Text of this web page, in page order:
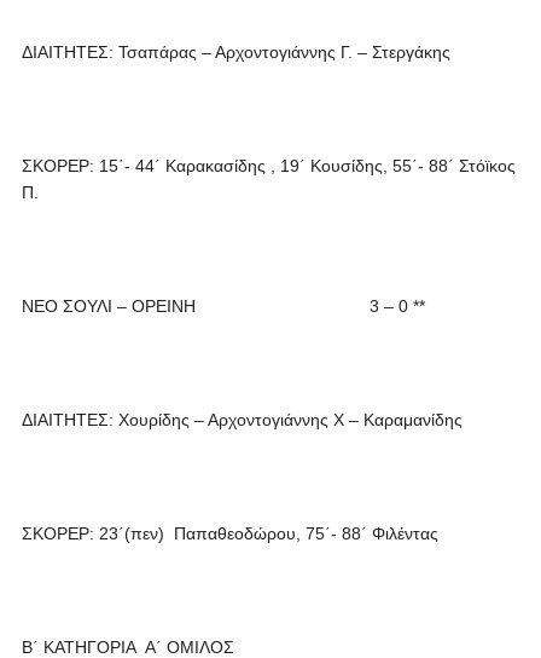
ΔΙΑΙΤΗΤΕΣ: Τσαπάρας – Αρχοντογιάννης Γ. – Στεργάκης
ΣΚΟΡΕΡ: 15΄- 44΄ Καρακασίδης , 19΄ Κουσίδης, 55΄- 88΄ Στόϊκος
Π.
ΝΕΟ ΣΟΥΛΙ – ΟΡΕΙΝΗ 3 – 0 **
ΔΙΑΙΤΗΤΕΣ: Χουρίδης – Αρχοντογιάννης Χ – Καραμανίδης
ΣΚΟΡΕΡ: 23΄(πεν) Παπαθεοδώρου, 75΄- 88΄ Φιλέντας
Β΄ ΚΑΤΗΓΟΡΙΑ Α΄ ΟΜΙΛΟΣ